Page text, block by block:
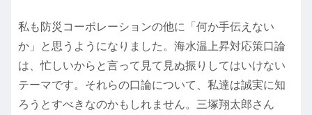
私も防災コーポレーションの他に「何か手伝えない
か」と思うようになりました。海水温上昇対応策口論
は、忙しいからと言って見て見ぬ振りしてはいけない
テーマです。それらの口論について、私達は誠実に知
ろうとすべきなのかもしれません。三塚翔太郎さん